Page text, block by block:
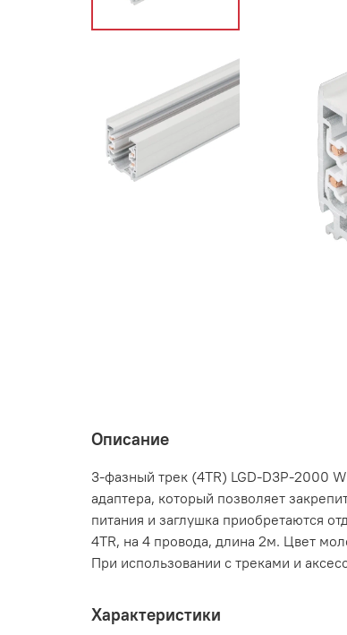
Описание
3-фазный трек (4TR) LGD-D3P-2000
адаптера, который позволяет
питания и заглушка приобретаются
4TR, на 4 провода, длина 2м. Цвет
При использовании с треками и
Характеристики